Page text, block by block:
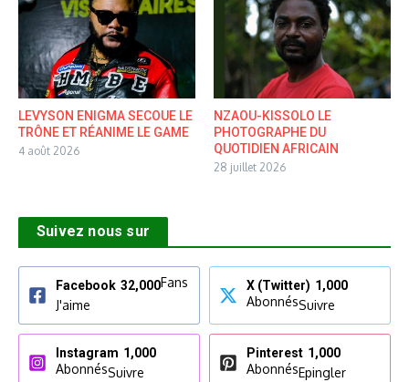
LEVYSON ENIGMA SECOUE LE
TRÔNE ET RÉANIME LE GAME
4 août 2026
NZAOU-KISSOLO LE
PHOTOGRAPHE DU
QUOTIDIEN AFRICAIN
28 juillet 2026
Suivez nous sur
Facebook 32,000Fans
J'aime
X (Twitter) 1,000
AbonnésSuivre
Instagram 1,000
AbonnésSuivre
Pinterest 1,000
AbonnésEpingler